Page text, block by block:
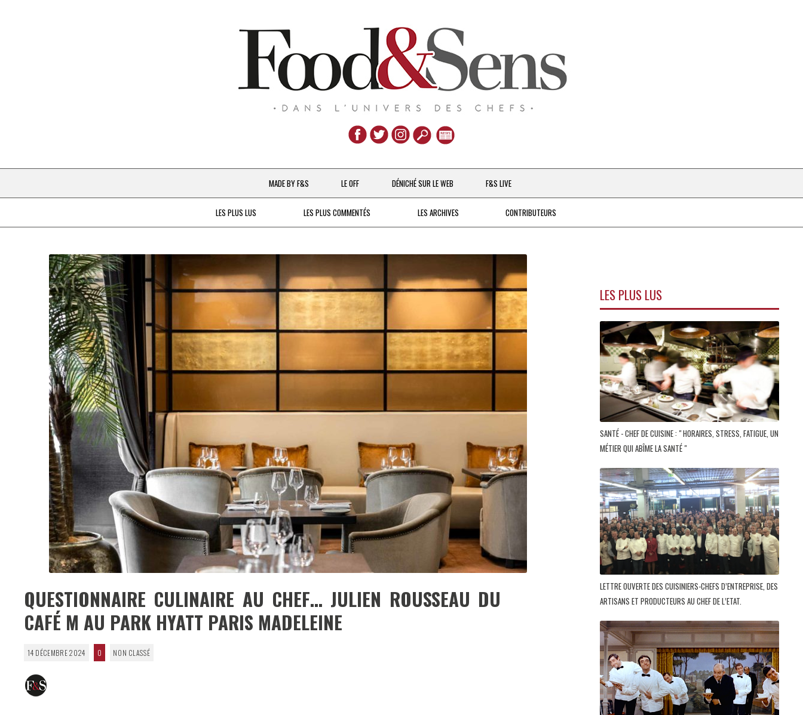
Aller
au
contenu
MADE BY F&S
CHEFS & ACTUALITÉS
DESTIN DE FEMME
V…DE VOYAGE
LE OFF DÉNICHÉ SUR LE WEB F&S LIVE
LES PLUS LUS LES PLUS COMMENTÉS LES ARCHIVES CONTRIBUTEURS
QUESTIONNAIRE CULINAIRE AU CHEF… JULIEN ROUSSEAU DU
CAFÉ M AU PARK HYATT PARIS MADELEINE
14 DÉCEMBRE 2024 0 NON CLASSÉ
LES PLUS LUS
SANTÉ - CHEF DE CUISINE : " HORAIRES, STRESS, FATIGUE, UN
MÉTIER QUI ABÎME LA SANTÉ "
LETTRE OUVERTE DES CUISINIERS-CHEFS D’ENTREPRISE, DES
ARTISANS ET PRODUCTEURS AU CHEF DE L’ETAT.